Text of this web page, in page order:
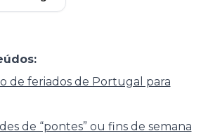
de feriados de Portugal para
de “pontes” ou fins de semana